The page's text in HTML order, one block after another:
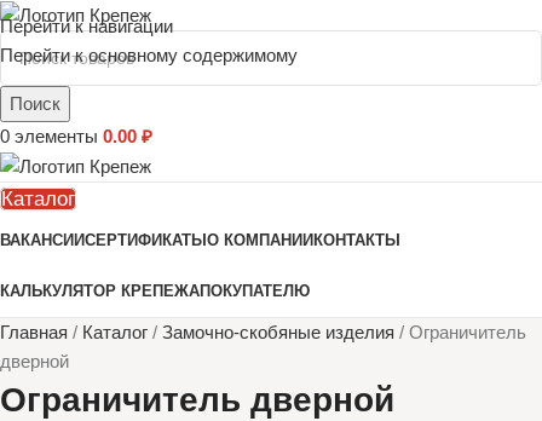
Перейти к навигации
Перейти к основному содержимому
Поиск
0 элементы 0.00 ₽
Каталог
ВАКАНСИИСЕРТИФИКАТЫ О КОМПАНИИ КОНТАКТЫ
КАЛЬКУЛЯТОР КРЕПЕЖАПОКУПАТЕЛЮ
Главная / Каталог / Замочно-скобяные изделия / Ограничитель
дверной
Ограничитель дверной